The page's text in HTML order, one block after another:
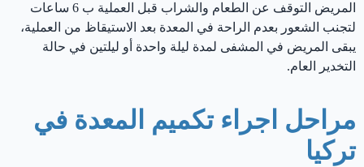
المريض التوقف عن الطعام والشراب قبل العملية ب 6 ساعات
لتجنب الشعور بعدم الراحة في المعدة بعد الاستيقاظ من العملية،
يبقى المريض في المشفى لمدة ليلة واحدة أو ليلتين في حالة
التخدير العام.
مراحل اجراء تكميم المعدة في
تركيا